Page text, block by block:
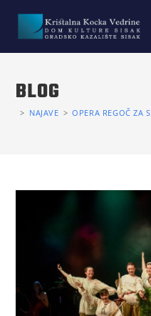
BLOG
> NAJAVE > OPERA REGOČ ZA